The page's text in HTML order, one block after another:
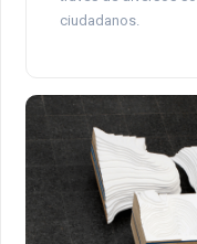
ciudadanos.